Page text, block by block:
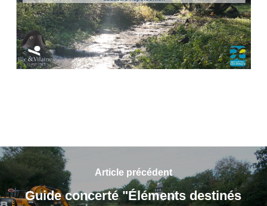
Article précédent
Guide concerté "Éléments destinés